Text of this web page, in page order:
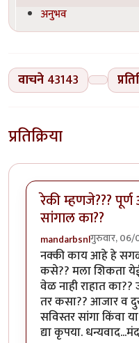
अनुभव
वाचने 43143
प्रतिक्रिया
रेकी म्हणजे???
सांगाल का??
mandarbsnlगुरुवार, 06/
नक्की काय आहे हे
कसे?? मला शिकता
वेळ नाही राहात
तर कसा?? आजार व
सविस्तर सांगा किंवा
द्या कृपया.